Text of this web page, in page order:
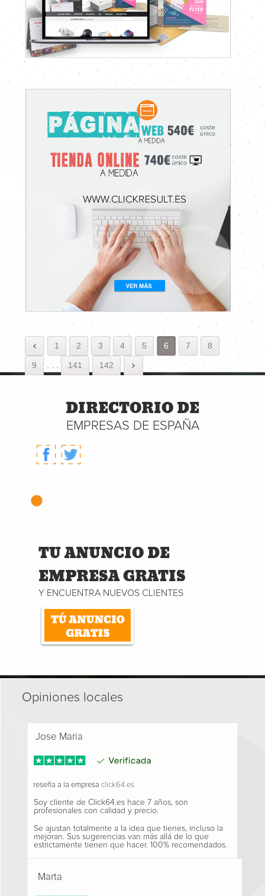
1 2 3 4 5 6 7 8
9 141 142
DIRECTORIO DE
EMPRESAS DE ESPAÑA
TU ANUNCIO DE
EMPRESA GRATIS
Y ENCUENTRA NUEVOS CLIENTES
Opiniones locales
Jose Maria
reseña a la empresa click64.es
Soy cliente de Click64.es hace 7 años, son
profesionales con calidad y precio.
Se ajustan totalmente a la idea que tienes, incluso la
mejoran. Sus sugerencias van más allá de lo que
estrictamente tienen que hacer. 100% recomendados.
Marta